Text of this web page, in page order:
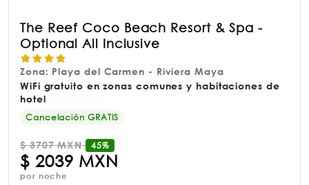
The Reef Coco Beach Resort & Spa -
Optional All Inclusive
Zona: Playa del Carmen - Riviera Maya
WiFi gratuito en zonas comunes y habitaciones de
hotel
Cancelación GRATIS
$3707 MXN 45%
$ 2039 MXN
por noche